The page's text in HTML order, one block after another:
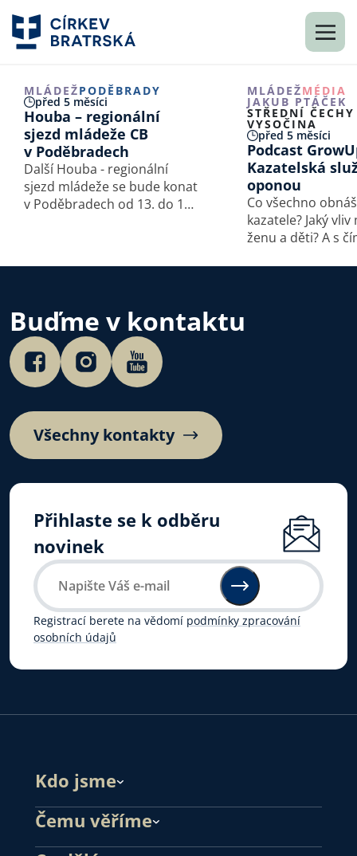
MLÁDEŽPODĚBRADY
před 5 měsíci
Houba – regionální
sjezd mládeže CB
v Poděbradech
Další Houba - regionální
sjezd mládeže se bude konat
v Poděbradech od 13. do 15.
MLÁDEŽMÉDIA
JAKUB PTÁČEK
STŘEDNÍ
VYSOČINA
před 5 měsíci
Podcast
Kazatelská
oponou
Co všechno
kazatele? Jaký
ženu a děti? A s
Buďme v kontaktu
Všechny kontakty
Přihlaste se k odběru
novinek
Registrací berete na vědomí podmínky zpracování
osobních údajů
Kdo jsme
Čemu věříme